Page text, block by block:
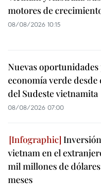
motores de
08/08/2026 10:15
Nuevas oportunidades
economía verde desde
del Sudeste vietnamita
08/08/2026 07:00
vietnam en el
mil millones de
meses